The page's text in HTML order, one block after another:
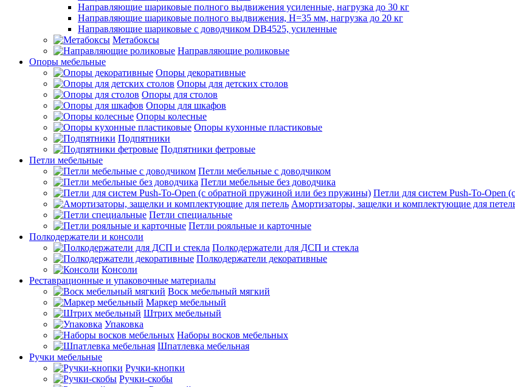
Направляющие шариковые полного выдвижения усиленные, нагрузка до 30 кг
Направляющие шариковые полного выдвижения, H=35 мм, нагрузка до 20 кг
Направляющие шариковые с доводчиком DB4525, усиленные
Метабоксы
Направляющие роликовые
Опоры мебельные
Опоры декоративные
Опоры для детских столов
Опоры для столов
Опоры для шкафов
Опоры колесные
Опоры кухонные пластиковые
Подпятники
Подпятники фетровые
Петли мебельные
Петли мебельные с доводчиком
Петли мебельные без доводчика
Петли для систем Push-To-Open
Амортизаторы, защелки и комплектующие для
Петли специальные
Петли рояльные и карточные
Полкодержатели и консоли
Полкодержатели для ДСП и стекла
Полкодержатели декоративные
Консоли
Реставрационные и упаковочные материалы
Воск мебельный мягкий
Маркер мебельный
Штрих мебельный
Упаковка
Наборы восков мебельных
Шпатлевка мебельная
Ручки мебельные
Ручки-кнопки
Ручки-скобы